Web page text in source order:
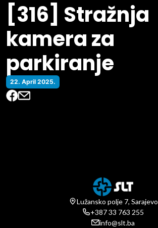
[316] Stražnja
kamera za
parkiranje
22. April 2025.
Lužansko polje 7, Sarajevo
+387 33 763 255
info@slt.ba